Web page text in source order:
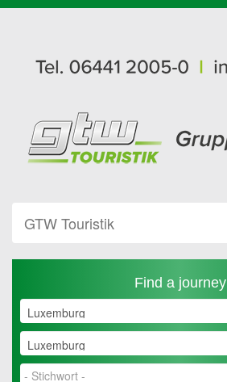
GTW Touristik
Find a journey